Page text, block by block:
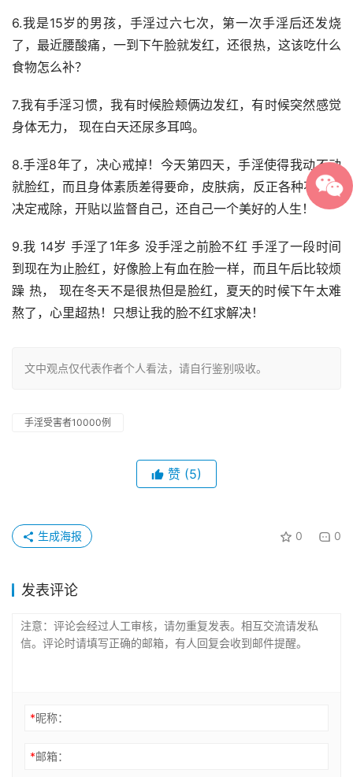
6.我是15岁的男孩，手淫过六七次，第一次手淫后还发烧
了，最近腰酸痛，一到下午脸就发红，还很热，这该吃什么
食物怎么补？
7.我有手淫习惯，我有时候脸颊俩边发红，有时候突然感觉
身体无力， 现在白天还尿多耳鸣。
8.手淫8年了，决心戒掉！今天第四天，手淫使得我动不动
就脸红，而且身体素质差得要命，皮肤病，反正各种不好！
决定戒除，开贴以监督自己，还自己一个美好的人生！
9.我 14岁 手淫了1年多 没手淫之前脸不红 手淫了一段时间
到现在为止脸红，好像脸上有血在脸一样，而且午后比较烦
躁 热， 现在冬天不是很热但是脸红，夏天的时候下午太难
熬了，心里超热！只想让我的脸不红求解决！
文中观点仅代表作者个人看法，请自行鉴别吸收。
手淫受害者10000例
赞 (5)
0 0
生成海报
发表评论
*昵称：
*邮箱：